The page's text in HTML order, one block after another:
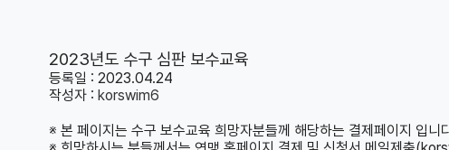
2023년도 수구 심판 보수교육
등록일 : 2023.04.24
작성자 : korswim6
※ 본 페이지는 수구 보수교육 희망자분들께 해당하는 결제페이지 입니